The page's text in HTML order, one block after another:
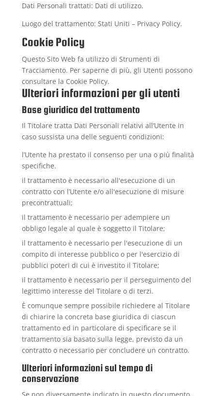
Dati Personali trattati: Dati di utilizzo.
Luogo del trattamento: Stati Uniti – Privacy Policy.
Cookie Policy
Questo Sito Web fa utilizzo di Strumenti di
Tracciamento. Per saperne di più, gli Utenti possono
consultare la Cookie Policy.
Ulteriori informazioni per gli utenti
Base giuridica del trattamento
Il Titolare tratta Dati Personali relativi all’Utente in
caso sussista una delle seguenti condizioni:
l’Utente ha prestato il consenso per una o più finalità
specifiche.
il trattamento è necessario all'esecuzione di un
contratto con l’Utente e/o all'esecuzione di misure
precontrattuali;
il trattamento è necessario per adempiere un
obbligo legale al quale è soggetto il Titolare;
il trattamento è necessario per l'esecuzione di un
compito di interesse pubblico o per l'esercizio di
pubblici poteri di cui è investito il Titolare;
il trattamento è necessario per il perseguimento del
legittimo interesse del Titolare o di terzi.
È comunque sempre possibile richiedere al Titolare
di chiarire la concreta base giuridica di ciascun
trattamento ed in particolare di specificare se il
trattamento sia basato sulla legge, previsto da un
contratto o necessario per concludere un contratto.
Ulteriori informazioni sul tempo di
conservazione